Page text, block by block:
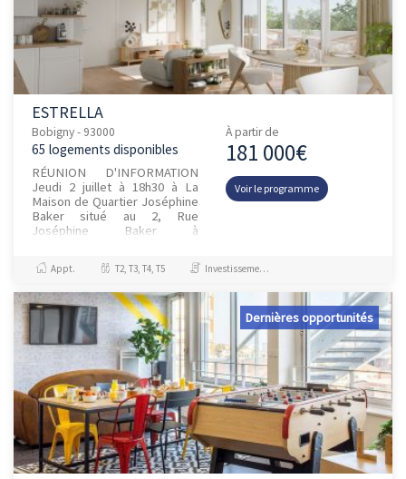
ESTRELLA
Bobigny - 93000
65 logements disponibles
RÉUNION D'INFORMATION
Jeudi 2 juillet à 18h30 à La
Maison de Quartier Joséphine
Baker situé au 2, Rue
Joséphine Baker à
HABITANTS à BOBIGNY le 3
juillet, FRAIS DE NO...
À partir de
181 000€
Voir le programme
Appt. T2, T3, T4, T5 Investissement et Défiscalisation, Jeanbrun
Dernières opportunités